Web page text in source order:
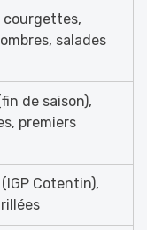
courgettes,
salades
de saison),
premiers
Cotentin),